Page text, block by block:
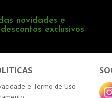
novidades e
exclusivos
e Termo de Uso